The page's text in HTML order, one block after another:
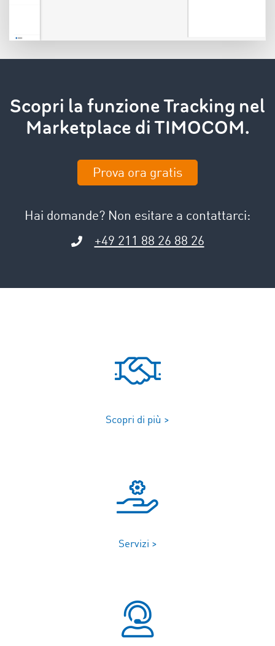
Scopri la funzione Tracking nel
Marketplace di TIMOCOM.
Prova ora gratis
Hai domande? Non esitare a contattarci:
+49 211 88 26 88 26
Scopri di più >
Servizi >